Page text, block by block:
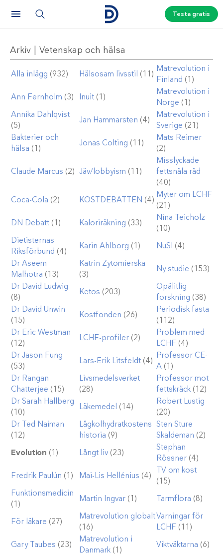
Testa gratis
Arkiv | Vetenskap och hälsa
Alla inlägg (932) Hälsosam livsstil (11)
Matrevolution i
Finland (1)
Ann Fernholm (3) Inuit (1)
Matrevolution i
Norge (1)
Annika Dahlqvist
(5)
Jan Hammarsten (4)
Matrevolution i
Sverige (21)
Bakterier och
hälsa (1)
Jonas Colting (11)
Mats Reimer
(2)
Claude Marcus (2) Jäv/lobbyism (11)
Misslyckade
fettsnåla råd
(40)
Coca-Cola (2) KOSTDEBATTEN (4)
Myter om LCHF
(21)
DN Debatt (1) Kaloriräkning (33)
Nina Teicholz
(10)
Dietisternas
Riksförbund (4)
Karin Ahlborg (1) NuSI (4)
Dr Aseem
Malhotra (13)
Katrin Zytomierska
(3)
Ny studie (153)
Dr David Ludwig
(8)
Ketos (203)
Opålitlig
forskning (38)
Dr David Unwin
(15)
Kostfonden (26)
Periodisk fasta
(112)
Dr Eric Westman
(12)
LCHF-profiler (2)
Problem med
LCHF (4)
Dr Jason Fung
(53)
Lars-Erik Litsfeldt (4)
Professor CE-
A (1)
Dr Rangan
Chatterjee (15)
Livsmedelsverket
(28)
Professor mot
fettskräck (12)
Dr Sarah Hallberg
(10)
Läkemedel (14)
Robert Lustig
(20)
Dr Ted Naiman
(12)
Lågkolhydratkostens
historia (9)
Sten Sture
Skaldeman (2)
Evolution (1) Långt liv (23)
Stephan
Rössner (4)
Fredrik Paulún (1) Mai-Lis Hellénius (4)
TV om kost
(15)
Funktionsmedicin
(1)
Martin Ingvar (1) Tarmflora (8)
För läkare (27)
Matrevolution globalt
(16)
Varningar för
LCHF (11)
Gary Taubes (23)
Matrevolution i
Danmark (1)
Viktväktarna (6)